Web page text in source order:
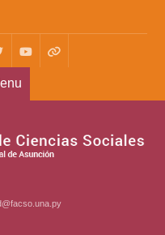
YoutubeTikTok